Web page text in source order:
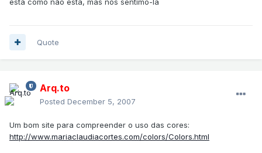
Quote
Arq.to
Posted December 5, 2007
Um bom site para compreender o uso das cores:
http://www.mariaclaudiacortes.com/colors/Colors.html